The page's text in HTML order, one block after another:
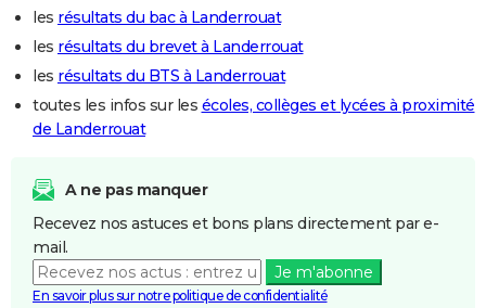
les résultats du bac à Landerrouat
les résultats du brevet à Landerrouat
les résultats du BTS à Landerrouat
toutes les infos sur les écoles, collèges et lycées à proximité
de Landerrouat
A ne pas manquer
Recevez nos astuces et bons plans directement par e-
mail.
Je m'abonne
En savoir plus sur notre politique de confidentialité